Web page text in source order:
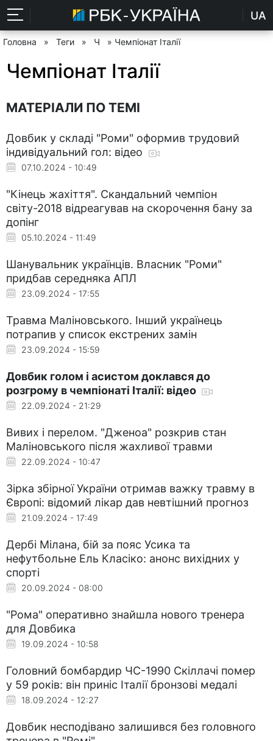
UA
Головна » Теги » Ч » Чемпіонат Італії
Чемпіонат Італії
МАТЕРІАЛИ ПО ТЕМІ
Довбик у складі "Роми" оформив трудовий
індивідуальний гол: відео
07.10.2024 - 10:49
"Кінець жахіття". Скандальний чемпіон
світу-2018 відреагував на скорочення бану за
допінг
05.10.2024 - 11:49
Шанувальник українців. Власник "Роми"
придбав середняка АПЛ
23.09.2024 - 17:55
Травма Маліновського. Інший українець
потрапив у список екстрених замін
23.09.2024 - 15:59
Довбик голом і асистом доклався до
розгрому в чемпіонаті Італії: відео
22.09.2024 - 21:29
Вивих і перелом. "Дженоа" розкрив стан
Маліновського після жахливої травми
22.09.2024 - 10:47
Зірка збірної України отримав важку травму в
Європі: відомий лікар дав невтішний прогноз
21.09.2024 - 17:49
Дербі Мілана, бій за пояс Усика та
нефутбольне Ель Класіко: анонс вихідних у
спорті
20.09.2024 - 08:00
"Рома" оперативно знайшла нового тренера
для Довбика
19.09.2024 - 10:58
Головний бомбардир ЧС-1990 Скіллачі помер
у 59 років: він приніс Італії бронзові медалі
18.09.2024 - 12:27
Довбик несподівано залишився без головного